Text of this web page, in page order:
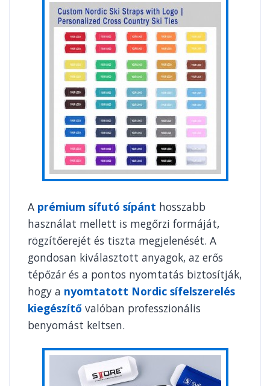
A prémium sífutó sípánt hosszabb
használat mellett is megőrzi formáját,
rögzítőerejét és tiszta megjelenését. A
gondosan kiválasztott anyagok, az erős
tépőzár és a pontos nyomtatás biztosítják,
hogy a nyomtatott Nordic sífelszerelés
kiegészítő valóban professzionális
benyomást keltsen.